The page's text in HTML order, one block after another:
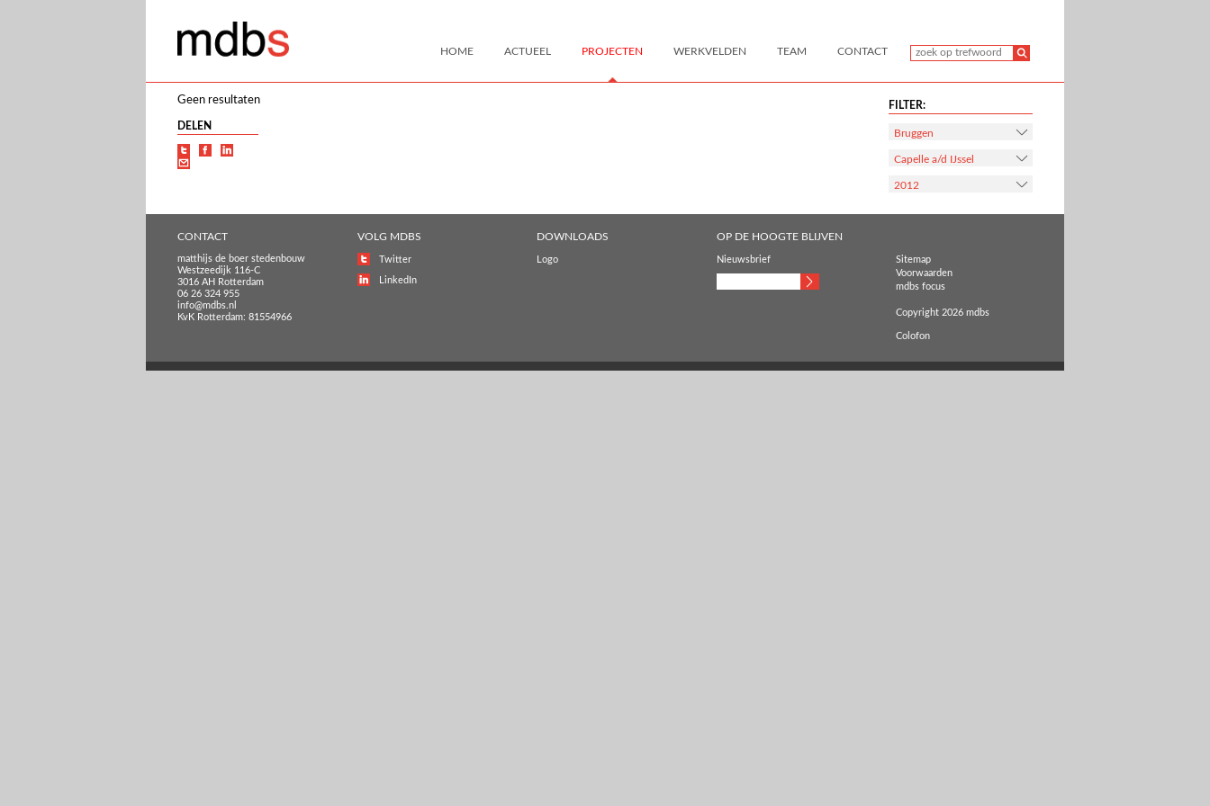
HOME ACTUEEL PROJECTEN WERKVELDEN TEAM CONTACT
Geen resultaten
DELEN
FILTER:
Bruggen
Capelle a/d IJssel
2012
CONTACT
matthijs de boer stedenbouw
Westzeedijk 116-C
3016 AH Rotterdam
06 26 324 955
info@mdbs.nl
KvK Rotterdam: 81554966
VOLG MDBS
Twitter
LinkedIn
DOWNLOADS
Logo
OP DE HOOGTE BLIJVEN
Nieuwsbrief
Sitemap
Voorwaarden
mdbs focus
Copyright 2026 mdbs
Colofon